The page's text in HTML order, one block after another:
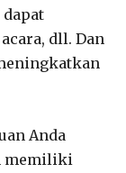
dll. Dan
Anda
memiliki